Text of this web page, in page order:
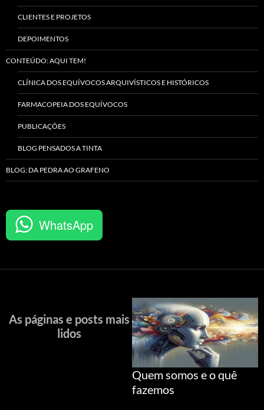
CLIENTES E PROJETOS
DEPOIMENTOS
CONTEÚDO: AQUI TEM!
CLÍNICA DOS EQUÍVOCOS ARQUIVÍSTICOS E HISTÓRICOS
FARMACOPEIA DOS EQUÍVOCOS
PUBLICAÇÕES
BLOG PENSADOS A TINTA
BLOG: DA PEDRA AO GRAFENO
WhatsApp
As páginas e posts mais
lidos
Quem somos e o quê
fazemos